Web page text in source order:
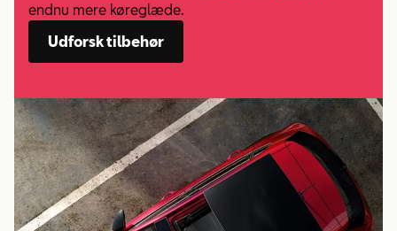
endnu mere køreglæde.
Udforsk tilbehør